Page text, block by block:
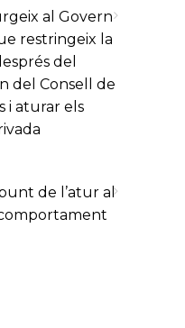
al Govern
restringeix la
del
del Consell de
i aturar els
de l’atur al